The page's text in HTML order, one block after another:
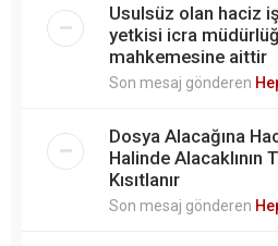
Usulsüz olan haciz
yetkisi icra
mahkemesine aittir
Son mesaj gönderen
Dosya Alacağına
Halinde Alacaklının
Kısıtlanır
Son mesaj gönderen